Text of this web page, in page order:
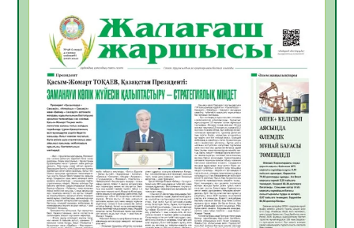
06.08.2026
Инфекциялық ауруларға қарсы иммундау
жұмыстарының тиімділігі
06.08.2026
41
Көкжөтел ауруы туралы
06.08.2026
37
АПВ вакцинасы туралы мәлімет
06.08.2026
37
Open Air: Қызылорда облысы полиция